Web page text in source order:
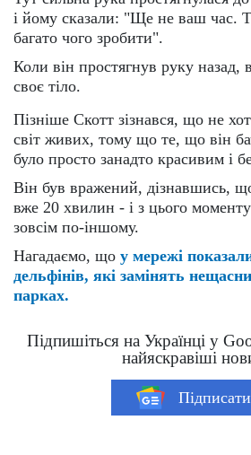
і йому сказали: "Ще не ваш час.
багато чого зробити".
Коли він простягнув руку назад,
своє тіло.
Пізніше Скотт зізнався, що не
світ живих, тому що те, що він
було просто занадто красивим і
Він був вражений, дізнавшись,
вже 20 хвилин - і з цього
зовсім по-іншому.
Нагадаємо, що у мережі
дельфінів, які замінять
парках.
Підпишіться на Українці у
найяскравіші